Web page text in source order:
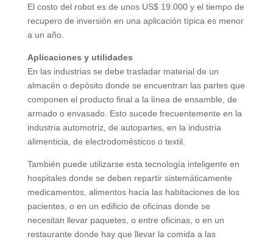
El costo del robot es de unos US$ 19.000 y el tiempo de
recupero de inversión en una aplicación típica es menor
a un año.
Aplicaciones y utilidades
En las industrias se debe trasladar material de un
almacén o depósito donde se encuentran las partes que
componen el producto final a la línea de ensamble, de
armado o envasado. Esto sucede frecuentemente en la
industria automotriz, de autopartes, en la industria
alimenticia, de electrodomésticos o textil.
También puede utilizarse esta tecnología inteligente en
hospitales donde se deben repartir sistemáticamente
medicamentos, alimentos hacia las habitaciones de los
pacientes, o en un edificio de oficinas donde se
necesitan llevar paquetes, o entre oficinas, o en un
restaurante donde hay que llevar la comida a las